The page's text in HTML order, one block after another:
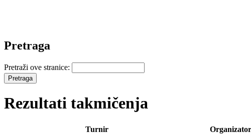
Pretraga
Pretraži ove stranice:
Rezultati takmičenja
Turnir Organizator